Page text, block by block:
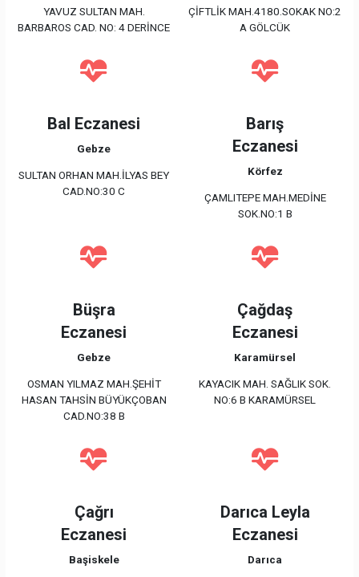
YAVUZ SULTAN MAH.
BARBAROS CAD. NO: 4 DERİNCE
ÇİFTLİK MAH.4180.SOKAK NO:2
A GÖLCÜK
Bal Eczanesi
Gebze
SULTAN ORHAN MAH.İLYAS BEY
CAD.NO:30 C
Barış
Eczanesi
Körfez
ÇAMLITEPE MAH.MEDİNE
SOK.NO:1 B
Büşra
Eczanesi
Gebze
OSMAN YILMAZ MAH.ŞEHİT
HASAN TAHSİN BÜYÜKÇOBAN
CAD.NO:38 B
Çağdaş
Eczanesi
Karamürsel
KAYACIK MAH. SAĞLIK SOK.
NO:6 B KARAMÜRSEL
Çağrı
Eczanesi
Başiskele
Darıca Leyla
Eczanesi
Darıca